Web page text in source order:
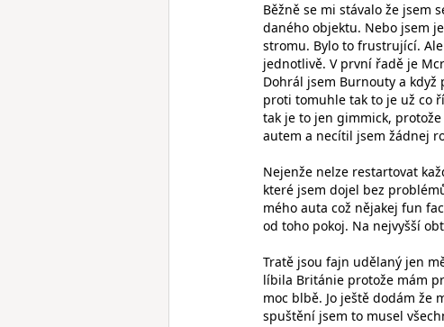
Běžně se mi stávalo že jsem
daného objektu. Nebo jsem
stromu. Bylo to frustrující.
jednotlivě. V první řadě je
Dohrál jsem Burnouty a
proti tomuhle tak to je už co
tak je to jen gimmick,
autem a necítil jsem žádnej
Nejenže nelze restartovat
které jsem dojel bez
mého auta což nějakej fun
od toho pokoj. Na nejvyšší
Tratě jsou fajn udělaný jen
líbila Británie protože mám
moc blbě. Jo ještě dodám že
spuštění jsem to musel